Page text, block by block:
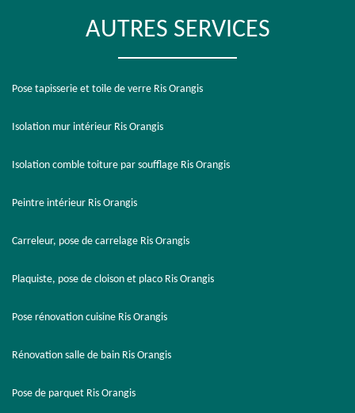
AUTRES SERVICES
Pose tapisserie et toile de verre Ris Orangis
Isolation mur intérieur Ris Orangis
Isolation comble toiture par soufflage Ris Orangis
Peintre intérieur Ris Orangis
Carreleur, pose de carrelage Ris Orangis
Plaquiste, pose de cloison et placo Ris Orangis
Pose rénovation cuisine Ris Orangis
Rénovation salle de bain Ris Orangis
Pose de parquet Ris Orangis